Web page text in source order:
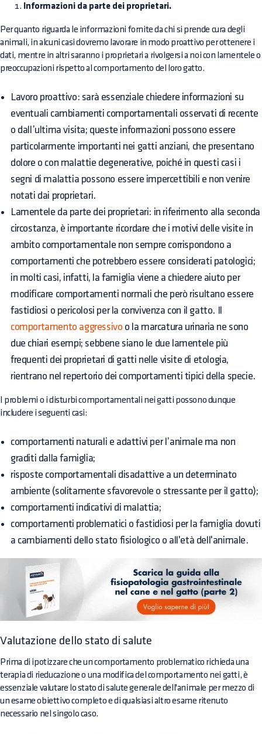
Informazioni da parte dei proprietari.
Per quanto riguarda le informazioni fornite da chi si prende cura degli
animali, in alcuni casi dovremo lavorare in modo proattivo per ottenere i
dati, mentre in altri saranno i proprietari a rivolgersi a noi con lamentele o
preoccupazioni rispetto al comportamento del loro gatto.
Lavoro proattivo: sarà essenziale chiedere informazioni su
eventuali cambiamenti comportamentali osservati di recente
o dall’ultima visita; queste informazioni possono essere
particolarmente importanti nei gatti anziani, che presentano
dolore o con malattie degenerative, poiché in questi casi i
segni di malattia possono essere impercettibili e non venire
notati dai proprietari.
Lamentele da parte dei proprietari: in riferimento alla seconda
circostanza, è importante ricordare che i motivi delle visite in
ambito comportamentale non sempre corrispondono a
comportamenti che potrebbero essere considerati patologici;
in molti casi, infatti, la famiglia viene a chiedere aiuto per
modificare comportamenti normali che però risultano essere
fastidiosi o pericolosi per la convivenza con il gatto. Il
comportamento aggressivo o la marcatura urinaria ne sono
due chiari esempi; sebbene siano le due lamentele più
frequenti dei proprietari di gatti nelle visite di etologia,
rientrano nel repertorio dei comportamenti tipici della specie.
I problemi o i disturbi comportamentali nei gatti possono dunque
includere i seguenti casi:
comportamenti naturali e adattivi per l’animale ma non
graditi dalla famiglia;
risposte comportamentali disadattive a un determinato
ambiente (solitamente sfavorevole o stressante per il gatto);
comportamenti indicativi di malattia;
comportamenti problematici o fastidiosi per la famiglia dovuti
a cambiamenti dello stato fisiologico o all'età dell'animale.
Valutazione dello stato di salute
Prima di ipotizzare che un comportamento problematico richieda una
terapia di rieducazione o una modifica del comportamento nei gatti, è
essenziale valutare lo stato di salute generale dell'animale per mezzo di
un esame obiettivo completo e di qualsiasi altro esame ritenuto
necessario nel singolo caso.